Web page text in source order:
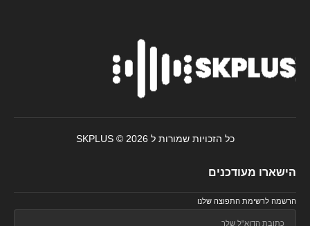
הישארו מעודכנים
הרשמה לרשימת התפוצה שלנו
כל הזכויות שמורות ל SKPLUS © 2026